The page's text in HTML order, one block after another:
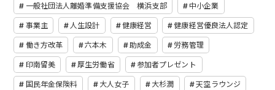
一般社団法人離婚準備支援協会 横浜支部 中小企業
事業主 人生設計 健康経営 健康経営優良法人認定
働き方改革 六本木 助成金 労務管理
印南留美 厚生労働省 参加者プレゼント
国民年金保険料 大人女子 大杉潤 天空ラウンジ